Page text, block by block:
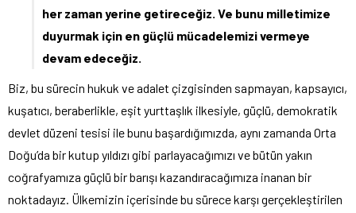
her zaman yerine getireceğiz. Ve bunu milletimize
duyurmak için en güçlü mücadelemizi vermeye
devam edeceğiz.
Biz, bu sürecin hukuk ve adalet çizgisinden sapmayan, kapsayıcı,
kuşatıcı, beraberlikle, eşit yurttaşlık ilkesiyle, güçlü, demokratik
devlet düzeni tesisi ile bunu başardığımızda, aynı zamanda Orta
Doğu’da bir kutup yıldızı gibi parlayacağımızı ve bütün yakın
coğrafyamıza güçlü bir barışı kazandıracağımıza inanan bir
noktadayız. Ülkemizin içerisinde bu sürece karşı gerçekleştirilen